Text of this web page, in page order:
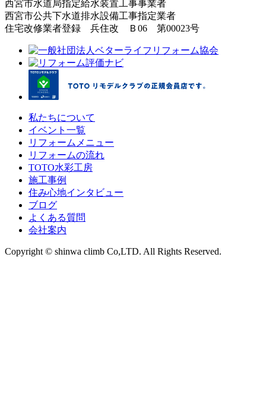
西宮市水道局指定給水装置工事事業者
西宮市公共下水道排水設備工事指定業者
住宅改修業者登録 兵住改 Ｂ06 第00023号
私たちについて
イベント一覧
リフォームメニュー
リフォームの流れ
TOTO水彩工房
施工事例
住み心地インタビュー
ブログ
よくある質問
会社案内
Copyright © shinwa climb Co,LTD. All Rights Reserved.